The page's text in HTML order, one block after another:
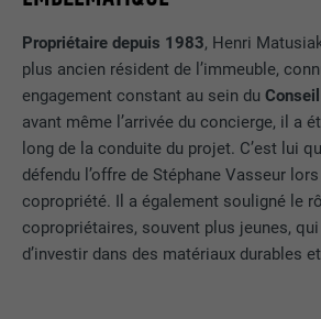
Propriétaire depuis 1983, Henri
plus ancien résident de l’immeuble,
engagement constant au sein du
avant même l’arrivée du concierge, il a
long de la conduite du projet. C’est lui
défendu l’offre de Stéphane Vasseur
copropriété. Il a également souligné le
copropriétaires, souvent plus jeunes,
d’investir dans des matériaux durables